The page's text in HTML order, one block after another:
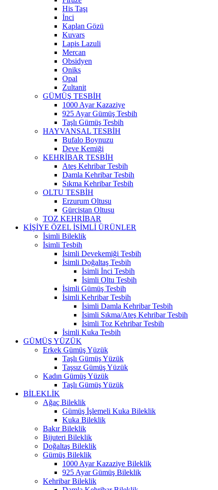
His Taşı
İnci
Kaplan Gözü
Kuvars
Lapis Lazuli
Mercan
Obsidyen
Oniks
Opal
Zultanit
GÜMÜŞ TESBİH
1000 Ayar Kazaziye
925 Ayar Gümüş Tesbih
Taşlı Gümüş Tesbih
HAYVANSAL TESBİH
Bufalo Boynuzu
Deve Kemiği
KEHRİBAR TESBİH
Ateş Kehribar Tesbih
Damla Kehribar Tesbih
Sıkma Kehribar Tesbih
OLTU TESBİH
Erzurum Oltusu
Gürcistan Oltusu
TOZ KEHRİBAR
KİŞİYE ÖZEL İSİMLİ ÜRÜNLER
İsimli Bileklik
İsimli Tesbih
İsimli Devekemiği Tesbih
İsimli Doğaltaş Tesbih
İsimli İnci Tesbih
İsimli Oltu Tesbih
İsimli Gümüş Tesbih
İsimli Kehribar Tesbih
İsimli Damla Kehribar Tesbih
İsimli Sıkma/Ateş Kehribar Tesbih
İsimli Toz Kehribar Tesbih
İsimli Kuka Tesbih
GÜMÜŞ YÜZÜK
Erkek Gümüş Yüzük
Taşlı Gümüş Yüzük
Taşsız Gümüş Yüzük
Kadın Gümüş Yüzük
Taşlı Gümüş Yüzük
BİLEKLİK
Ağaç Bileklik
Gümüş İşlemeli Kuka Bileklik
Kuka Bileklik
Bakır Bileklik
Bijuteri Bileklik
Doğaltaş Bileklik
Gümüş Bileklik
1000 Ayar Kazaziye Bileklik
925 Ayar Gümüş Bileklik
Kehribar Bileklik